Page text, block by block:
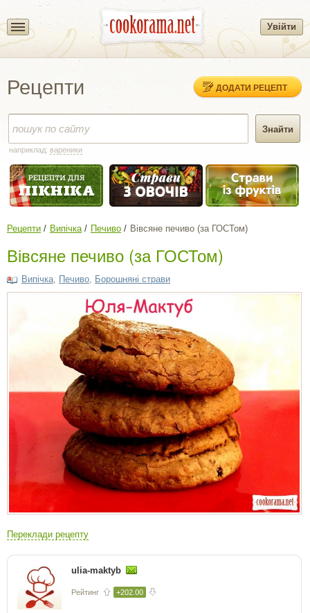
Увійти
Рецепти ДОДАТИ РЕЦЕПТ
наприклад: вареники
Рецепти Випічка Печиво Вівсяне печиво (за ГОСТом)
Вівсяне печиво (за ГОСТом)
Випічка Печиво Борошняні страви
Переклади рецепту
ulia-maktyb
Рейтинг +202.00